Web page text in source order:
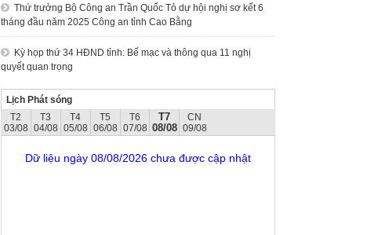
Thứ trưởng Bộ Công an Trần Quốc Tỏ dự hội nghị sơ kết 6
tháng đầu năm 2025 Công an tỉnh Cao Bằng
Kỳ họp thứ 34 HĐND tỉnh: Bế mạc và thông qua 11 nghị
quyết quan trọng
Lịch Phát sóng
T2
03/08
T3
04/08
T4
05/08
T5
06/08
T6
07/08
T7
08/08
CN
09/08
Dữ liệu ngày 08/08/2026 chưa được cập nhật